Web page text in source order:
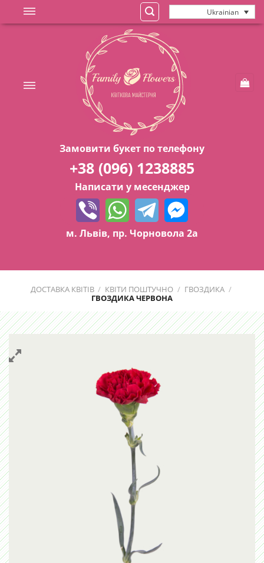
to
Ukrainian
Замовити букет по телефону
+38 (096) 1238885
Написати у месенджер
м. Львів, пр. Чорновола 2а
ДОСТАВКА КВІТІВ / КВІТИ ПОШТУЧНО / ГВОЗДИКА /
ГВОЗДИКА ЧЕРВОНА